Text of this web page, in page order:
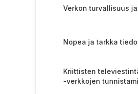
Verkon turvallisuus
Nopea ja tarkka
Kriittisten
-verkkojen